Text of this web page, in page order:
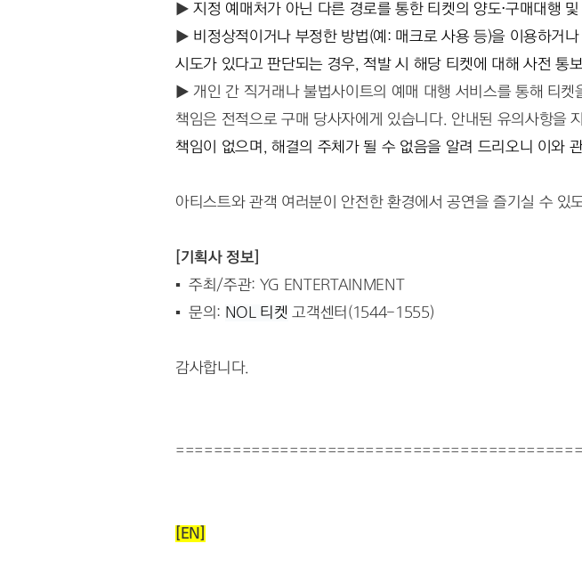
▶ 지정 예매처가 아닌 다른 경로를 통한 티켓의 양도⋅구매대행
▶ 비정상적이거나 부정한 방법(예: 매크로 사용 등)을 이용하거
시도가 있다고 판단되는 경우, 적발 시 해당 티켓에 대해 사전 통
▶ 개인 간 직거래나 불법사이트의 예매 대행 서비스를 통해 티
책임은 전적으로 구매 당사자에게 있습니다. 안내된 유의사항을
책임이 없으며, 해결의 주체가 될 수 없음을 알려 드리오니 이와
아티스트와 관객 여러분이 안전한 환경에서 공연을 즐기실 수 있
[기획사 정보]
▪  주최/주관: YG ENTERTAINMENT
▪  문의: NOL 티켓 고객센터(1544-1555)
감사합니다.
[EN]